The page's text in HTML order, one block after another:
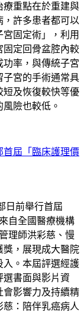
療重點在於重建與
許多患者都可以
固定術」，利用
固定回骨盆腔內較
率，與傳統子宮
子宮的手術通常具
短及恢復較快等優
險也較低。
首屆「臨床護理價
日前舉行首屆
自全國醫療機構
理師洪彩慈、慢
獎，展現成大醫院
入。本屆評選經護
選書面與影片資
會影響力及持續精
：陪伴乳癌病人